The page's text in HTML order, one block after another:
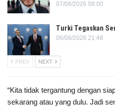
07/08/2026 08:00
Turki Tegaskan
06/08/2026 21:48
PREV NEXT
“Kita tidak tergantung dengan
sekarang atau yang dulu. Jadi